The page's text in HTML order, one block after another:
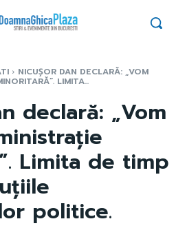
NICUȘOR DAN DECLARĂ: „VOM
LIMITA...
declară: „Vom
Limita de timp
politice.